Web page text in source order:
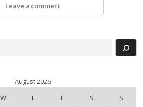
Leave a comment
August 2026
W T F S S